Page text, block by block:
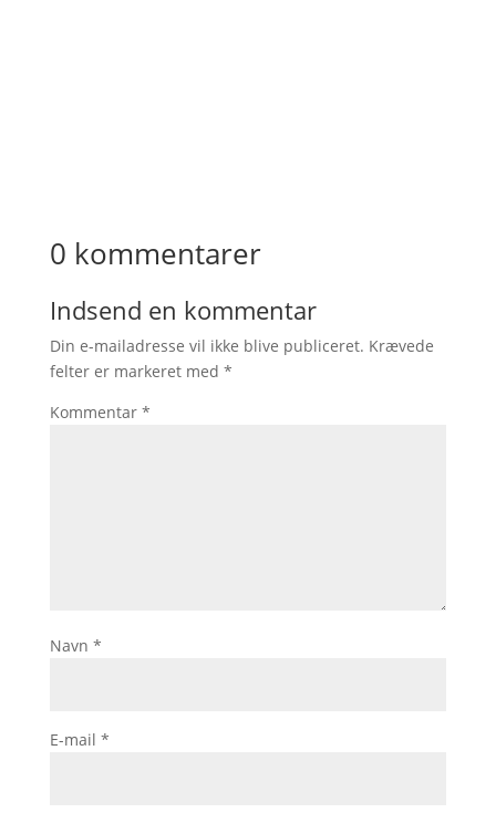
0 kommentarer
Indsend en kommentar
Din e-mailadresse vil ikke blive publiceret. Krævede
felter er markeret med *
Kommentar *
Navn *
E-mail *